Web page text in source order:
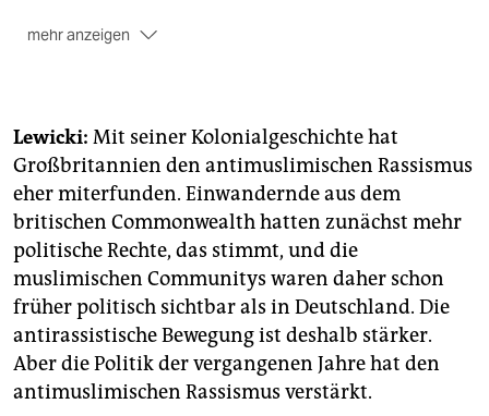
mehr anzeigen
Großbritannien überquert – ein neuer Rekord seit dem
Amtsantritt von Starmer. Zwei Menschen kamen bei
der Überquerung ums Leben.
Hunderte Menschen haben am Sonntag
an der
Beerdigung eines neunjährigen Opfers des
Messerangriffs im englischen Southport
teilgenommen. Die Tat Ende Juli, bei der drei
Mädchen im Grundschulalter ums Leben kamen, hatte
das gesamte Land erschüttert. Hunderte Menschen
säumten die Straße und applaudierten, als der
Leichenzug vor einer Kirche in Southport eintraf.
dpa)
Lewicki: Mit seiner Kolonialgeschichte hat
Großbritannien den antimuslimischen Rassismus
eher miterfunden. Einwandernde aus dem
britischen Commonwealth hatten zunächst mehr
politische Rechte, das stimmt, und die
muslimischen Communitys waren daher schon
früher politisch sichtbar als in Deutschland. Die
antirassistische Bewegung ist deshalb stärker.
Aber die Politik der vergangenen Jahre hat den
antimuslimischen Rassismus verstärkt.